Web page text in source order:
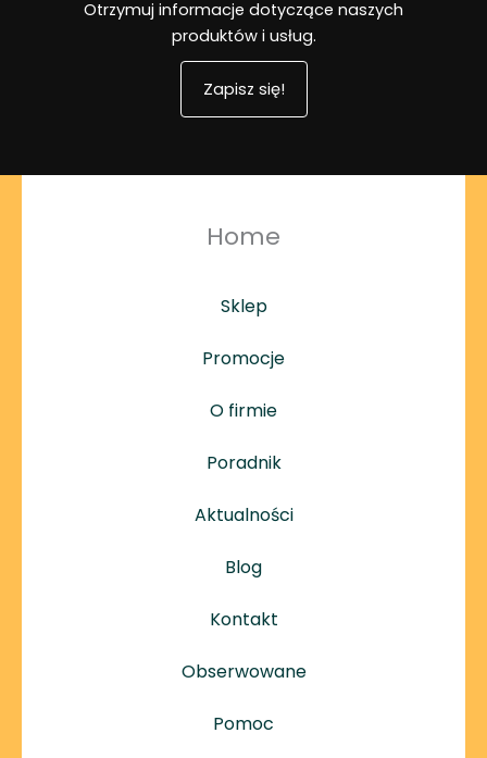
Otrzymuj informacje dotyczące naszych
produktów i usług.
Zapisz się!
Home
Sklep
Promocje
O firmie
Poradnik
Aktualności
Blog
Kontakt
Obserwowane
Pomoc